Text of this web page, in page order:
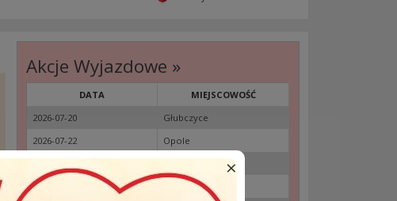
Akcje Wyjazdowe »
DATA
MIEJSCOWOŚĆ
2026-07-20
Głubczyce
2026-07-22
Opole
2026-07-27
Namysłów
×